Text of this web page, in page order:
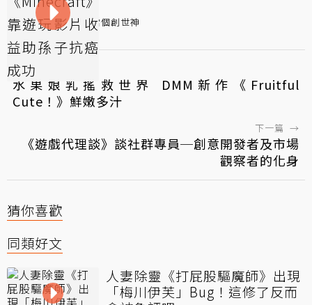
Minecraft 當個創世神
← 上一篇
水果娘乳搖救世界 DMM新作《Fruitful
Cute！》鮮嫩多汁
下一篇 →
《遊戲代理談》談社群專員─創意開發者及市場
觀察者的化身
猜你喜歡
同類好文
人妻除靈《打屁股驅魔師》出現
「梅川伊芙」Bug！這修了反而